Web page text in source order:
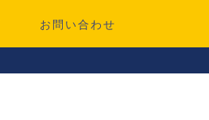
お問い合わせ